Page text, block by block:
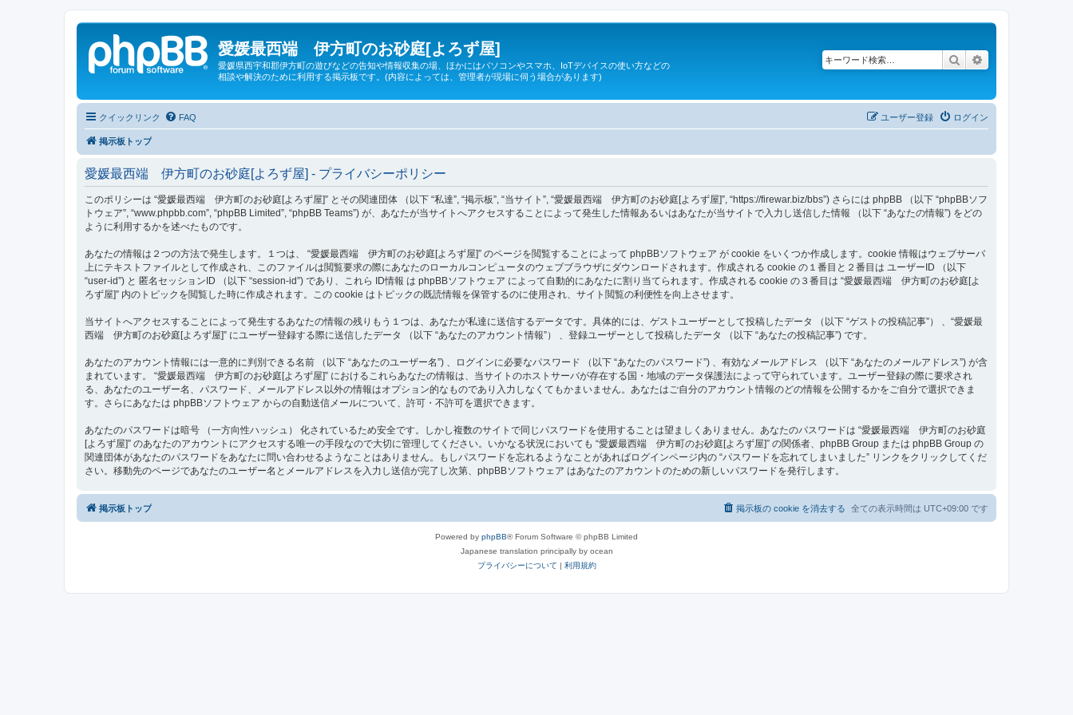
愛媛最西端 伊方町のお砂庭[よろず屋]
愛媛県西宇和郡伊方町の遊びなどの告知や情報収集の場、ほかにはパソコンやスマホ、IoTデバイスの使い方などの
相談や解決のために利用する掲示板です。(内容によっては、管理者が現場に伺う場合があります)
検索
クイックリンク FAQ ログイン
ユーザー登録
掲示板トップ
愛媛最西端 伊方町のお砂庭[よろず屋] - プライバシーポリシー
このポリシーは “愛媛最西端 伊方町のお砂庭[よろず屋]” とその関連団体 （以下 “私達”, “掲示板”, “当サイト”, “愛媛最西端 伊方町のお砂庭[よろず屋]”, “https://firewar.biz/bbs”) さらには phpBB （以下 “phpBBソフ
トウェア”, “www.phpbb.com”, “phpBB Limited”, “phpBB Teams”) が、あなたが当サイトへアクセスすることによって発生した情報あるいはあなたが当サイトで入力し送信した情報 （以下 “あなたの情報”) をどの
ように利用するかを述べたものです。
あなたの情報は２つの方法で発生します。１つは、 “愛媛最西端 伊方町のお砂庭[よろず屋]” のページを閲覧することによって phpBBソフトウェア が cookie をいくつか作成します。cookie 情報はウェブサーバ
上にテキストファイルとして作成され、このファイルは閲覧要求の際にあなたのローカルコンピュータのウェブブラウザにダウンロードされます。作成される cookie の１番目と２番目は ユーザーID （以下
“user-id”) と 匿名セッションID （以下 “session-id”) であり、これら ID情報 は phpBBソフトウェア によって自動的にあなたに割り当てられます。作成される cookie の３番目は “愛媛最西端 伊方町のお砂庭[よ
ろず屋]” 内のトピックを閲覧した時に作成されます。この cookie はトピックの既読情報を保管するのに使用され、サイト閲覧の利便性を向上させます。
当サイトへアクセスすることによって発生するあなたの情報の残りもう１つは、あなたが私達に送信するデータです。具体的には、ゲストユーザーとして投稿したデータ （以下 “ゲストの投稿記事”） 、“愛媛最
西端 伊方町のお砂庭[よろず屋]” にユーザー登録する際に送信したデータ （以下 “あなたのアカウント情報”） 、登録ユーザーとして投稿したデータ （以下 “あなたの投稿記事”) です。
あなたのアカウント情報には一意的に判別できる名前 （以下 “あなたのユーザー名”) 、ログインに必要なパスワード （以下 “あなたのパスワード”) 、有効なメールアドレス （以下 “あなたのメールアドレス”) が含
まれています。 “愛媛最西端 伊方町のお砂庭[よろず屋]” におけるこれらあなたの情報は、当サイトのホストサーバが存在する国・地域のデータ保護法によって守られています。ユーザー登録の際に要求され
る、あなたのユーザー名、パスワード、メールアドレス以外の情報はオプション的なものであり入力しなくてもかまいません。あなたはご自分のアカウント情報のどの情報を公開するかをご自分で選択できま
す。さらにあなたは phpBBソフトウェア からの自動送信メールについて、許可・不許可を選択できます。
あなたのパスワードは暗号 （一方向性ハッシュ） 化されているため安全です。しかし複数のサイトで同じパスワードを使用することは望ましくありません。あなたのパスワードは “愛媛最西端 伊方町のお砂庭
[よろず屋]” のあなたのアカウントにアクセスする唯一の手段なので大切に管理してください。いかなる状況においても “愛媛最西端 伊方町のお砂庭[よろず屋]” の関係者、phpBB Group または phpBB Group の
関連団体があなたのパスワードをあなたに問い合わせるようなことはありません。もしパスワードを忘れるようなことがあればログインページ内の “パスワードを忘れてしまいました” リンクをクリックしてくだ
さい。移動先のページであなたのユーザー名とメールアドレスを入力し送信が完了し次第、phpBBソフトウェア はあなたのアカウントのための新しいパスワードを発行します。
掲示板トップ 全ての表示時間は UTC+09:00 です
掲示板の cookie を消去する
Powered by phpBB® Forum Software © phpBB Limited
Japanese translation principally by ocean
プライバシーについて | 利用規約